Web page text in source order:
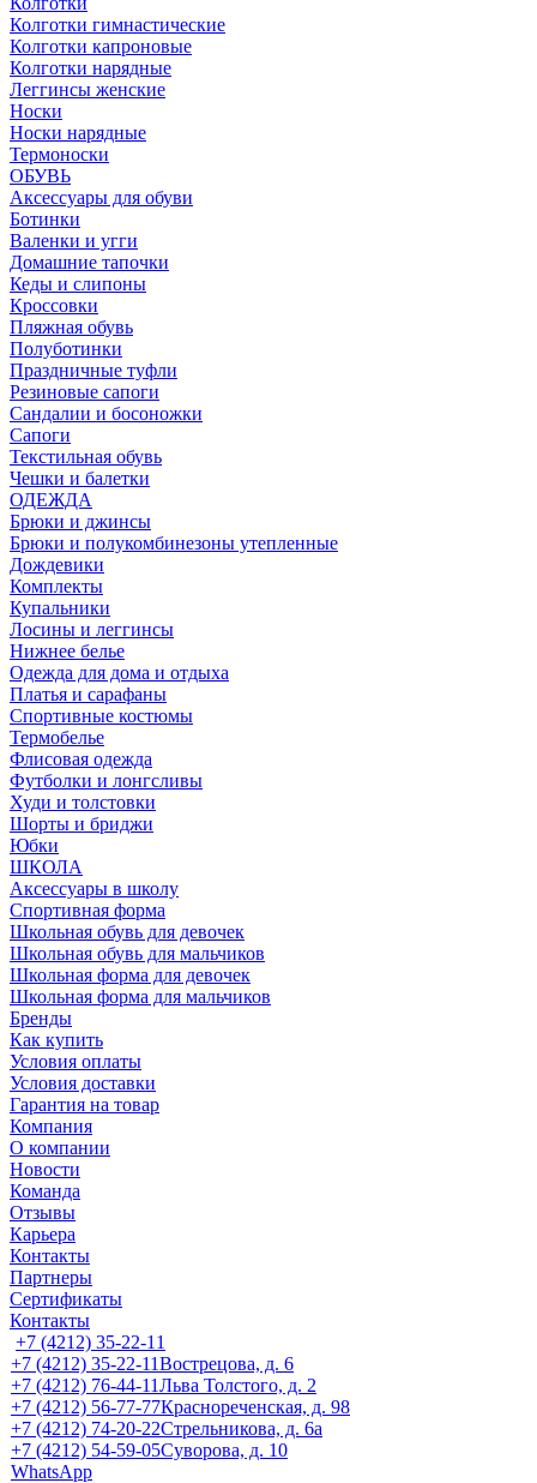
Колготки гимнастические
Колготки капроновые
Колготки нарядные
Леггинсы женские
Носки
Носки нарядные
Термоноски
ОБУВЬ
Аксессуары для обуви
Ботинки
Валенки и угги
Домашние тапочки
Кеды и слипоны
Кроссовки
Пляжная обувь
Полуботинки
Праздничные туфли
Резиновые сапоги
Сандалии и босоножки
Сапоги
Текстильная обувь
Чешки и балетки
ОДЕЖДА
Брюки и джинсы
Брюки и полукомбинезоны утепленные
Дождевики
Комплекты
Купальники
Лосины и леггинсы
Нижнее белье
Одежда для дома и отдыха
Платья и сарафаны
Спортивные костюмы
Термобелье
Флисовая одежда
Футболки и лонгсливы
Худи и толстовки
Шорты и бриджи
Юбки
ШКОЛА
Аксессуары в школу
Спортивная форма
Школьная обувь для девочек
Школьная обувь для мальчиков
Школьная форма для девочек
Школьная форма для мальчиков
Бренды
Как купить
Условия оплаты
Условия доставки
Гарантия на товар
Компания
О компании
Новости
Команда
Отзывы
Карьера
Контакты
Партнеры
Сертификаты
Контакты
+7 (4212) 35-22-11
+7 (4212) 35-22-11Вострецова, д. 6
+7 (4212) 76-44-11Льва Толстого, д. 2
+7 (4212) 56-77-77Краснореченская, д. 98
+7 (4212) 74-20-22Стрельникова, д. 6а
+7 (4212) 54-59-05Суворова, д. 10
WhatsApp